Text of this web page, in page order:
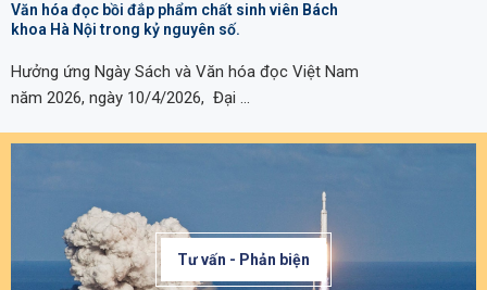
Văn hóa đọc bồi đắp phẩm chất sinh viên Bách
khoa Hà Nội trong kỷ nguyên số.
Hưởng ứng Ngày Sách và Văn hóa đọc Việt Nam
năm 2026, ngày 10/4/2026, Đại …
Tư vấn - Phản biện